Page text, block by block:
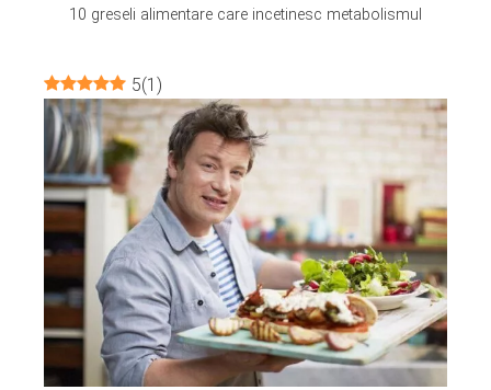
10 greseli alimentare care incetinesc metabolismul
5(1 )